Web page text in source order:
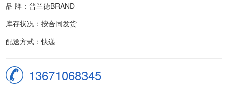
品 牌：普兰德BRAND
库存状况：按合同发货
配送方式：快递
13671068345